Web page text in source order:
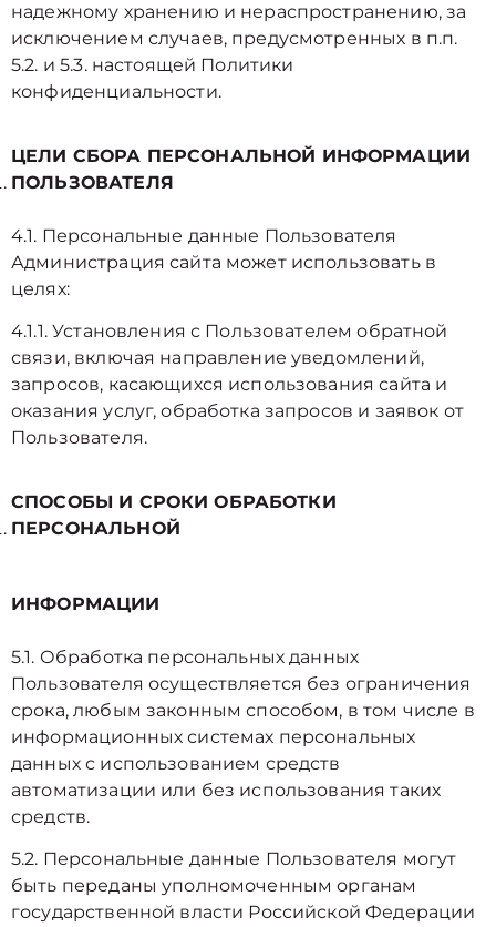
надежному хранению и нераспространению, за
исключением случаев, предусмотренных в п.п.
5.2. и 5.3. настоящей Политики
конфиденциальности.
ЦЕЛИ СБОРА ПЕРСОНАЛЬНОЙ ИНФОРМАЦИИ
ПОЛЬЗОВАТЕЛЯ
4.1. Персональные данные Пользователя
Администрация сайта может использовать в
целях:
4.1.1. Установления с Пользователем обратной
связи, включая направление уведомлений,
запросов, касающихся использования сайта и
оказания услуг, обработка запросов и заявок от
Пользователя.
СПОСОБЫ И СРОКИ ОБРАБОТКИ
ПЕРСОНАЛЬНОЙ
ИНФОРМАЦИИ
5.1. Обработка персональных данных
Пользователя осуществляется без ограничения
срока, любым законным способом, в том числе в
информационных системах персональных
данных с использованием средств
автоматизации или без использования таких
средств.
5.2. Персональные данные Пользователя могут
быть переданы уполномоченным органам
государственной власти Российской Федерации